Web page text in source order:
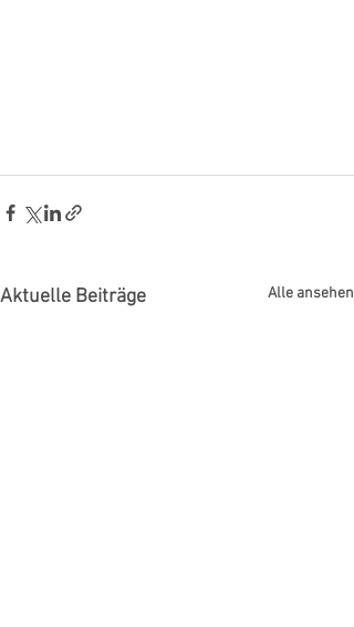
Aktuelle Beiträge Alle ansehen